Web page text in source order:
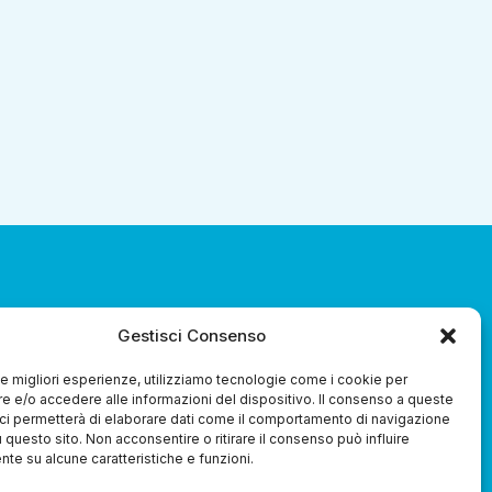
Gestisci Consenso
migliori esperienze, utilizziamo tecnologie come i cookie per
e/o accedere alle informazioni del dispositivo. Il consenso a queste
permetterà di elaborare dati come il comportamento di navigazione
questo sito. Non acconsentire o ritirare il consenso può influire
su alcune caratteristiche e funzioni.
3.0 Soc. Coop.